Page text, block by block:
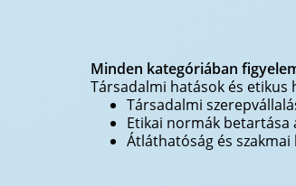
Minden kategóriában
Társadalmi hatások és etikus
Társadalmi
Etikai normák betartása
Átláthatóság és szakmai